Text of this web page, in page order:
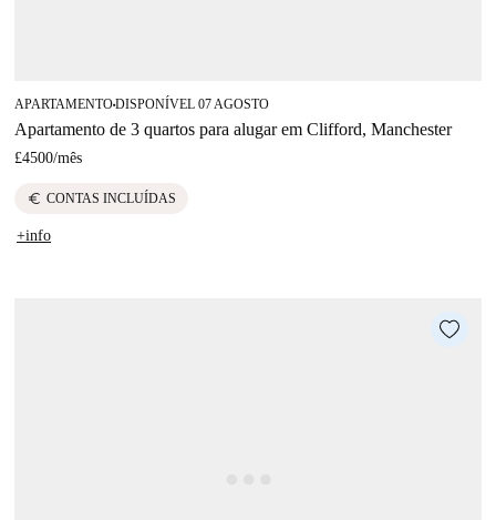
APARTAMENTO■DISPONÍVEL 07 AGOSTO
Apartamento de 3 quartos para alugar em Clifford, Manchester
£4500/mês
euro CONTAS INCLUÍDAS
+info